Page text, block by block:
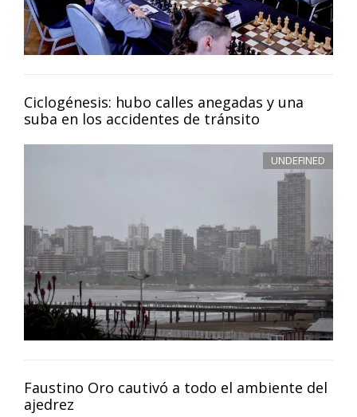
Ciclogénesis: hubo calles anegadas y una
suba en los accidentes de tránsito
UNDEFINED
Faustino Oro cautivó a todo el ambiente del
ajedrez